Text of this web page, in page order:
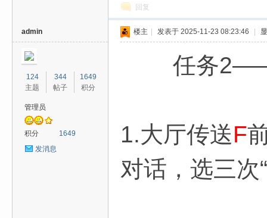
回复
admin
124
主题
344
帖子
1649
积分
管理员
积分
1649
发消息
楼主 发表于 2025-11-23 08:23:46
任务
1.大厅传送F
对话，选三次